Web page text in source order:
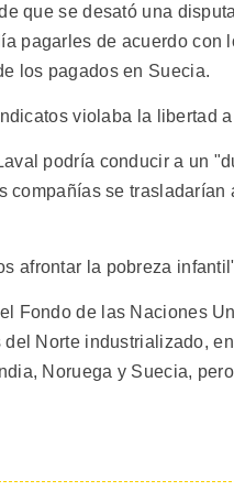
que se desató una
pagarles de acuerdo con
los pagados en Suecia.
violaba la libertad
podría conducir a un
compañías se
afrontar la pobreza
Fondo de las Naciones
Norte industrializado,
Noruega y Suecia,